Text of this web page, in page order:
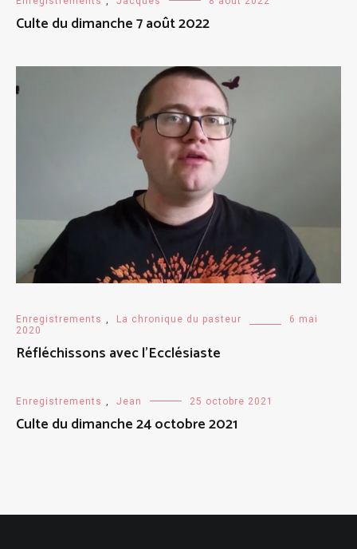
Culte du dimanche 7 août 2022
Enregistrements , La chronique du pasteur
6 mai
2020
Réfléchissons avec l’Ecclésiaste
Enregistrements , Jean 25 octobre 2021
Culte du dimanche 24 octobre 2021